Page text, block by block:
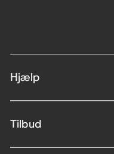
Hjælp
Tilbud